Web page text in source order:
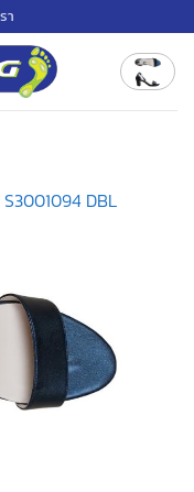
า
S3001094 DBL